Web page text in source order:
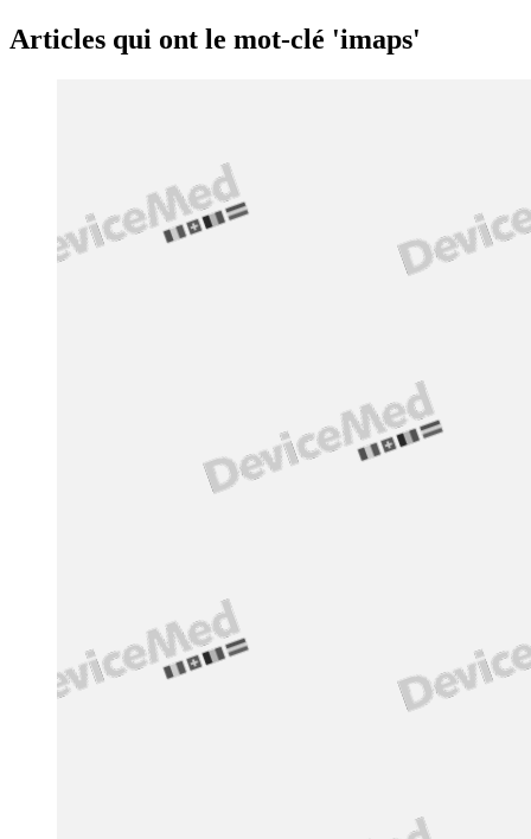
Articles qui ont le mot-clé 'imaps'